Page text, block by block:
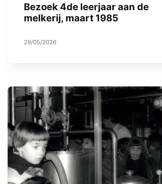
Bezoek 4de leerjaar aan de
melkerij, maart 1985
29/05/2026